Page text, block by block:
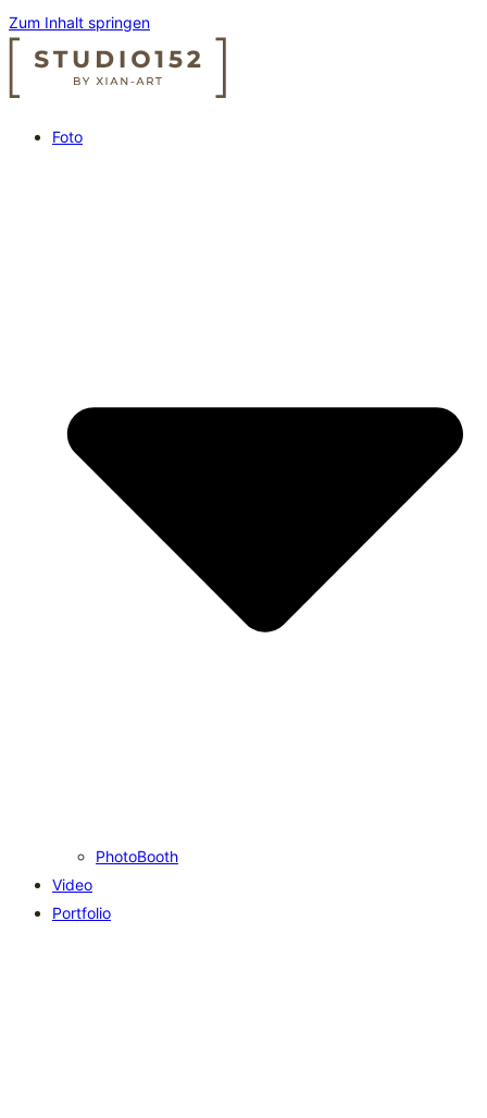
Zum Inhalt springen
Foto
PhotoBooth
Video
Portfolio